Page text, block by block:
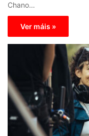
Chano…
Ver máis »